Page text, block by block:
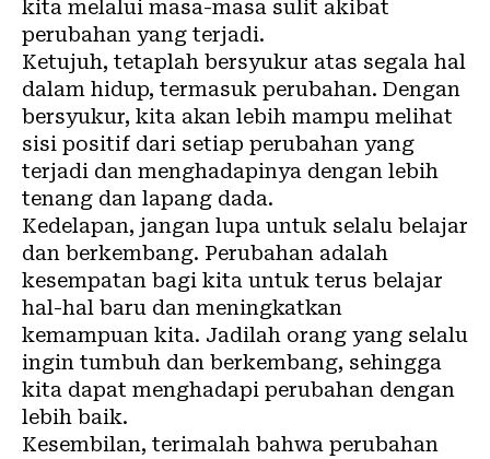
kita melalui masa-masa sulit akibat
perubahan yang terjadi.
Ketujuh, tetaplah bersyukur atas segala hal
dalam hidup, termasuk perubahan. Dengan
bersyukur, kita akan lebih mampu melihat
sisi positif dari setiap perubahan yang
terjadi dan menghadapinya dengan lebih
tenang dan lapang dada.
Kedelapan, jangan lupa untuk selalu belajar
dan berkembang. Perubahan adalah
kesempatan bagi kita untuk terus belajar
hal-hal baru dan meningkatkan
kemampuan kita. Jadilah orang yang selalu
ingin tumbuh dan berkembang, sehingga
kita dapat menghadapi perubahan dengan
lebih baik.
Kesembilan, terimalah bahwa perubahan